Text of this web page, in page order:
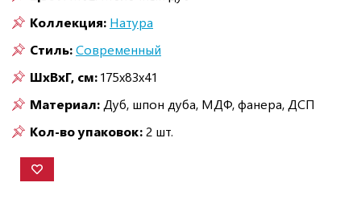
Коллекция: Натура
Стиль:Современный
ШxВxГ, см:175x83x41
Материал: Дуб, шпон дуба, МДФ, фанера, ДСП
Кол-во упаковок:2 шт.